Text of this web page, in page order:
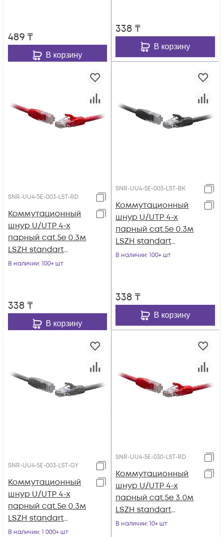
489 ₸
В корзину
338 ₸
В корзину
SNR-UU4-5E-003-LST-RD
Коммутационный
шнур U/UTP 4-х
парный cat.5e 0.3м
LSZH standart
красный
В наличии: 100+ шт
338 ₸
В корзину
SNR-UU4-5E-003-LST-BK
Коммутационный
шнур U/UTP 4-х
парный cat.5e 0.3м
LSZH standart
чёрный
В наличии: 100+ шт
338 ₸
В корзину
SNR-UU4-5E-003-LST-GY
Коммутационный
шнур U/UTP 4-х
парный cat.5e 0.3м
LSZH standart
серый
В наличии: 1 000+ шт
SNR-UU4-5E-030-LST-RD
Коммутационный
шнур U/UTP 4-х
парный cat.5e 3.0м
LSZH standart
красный
В наличии: 10+ шт